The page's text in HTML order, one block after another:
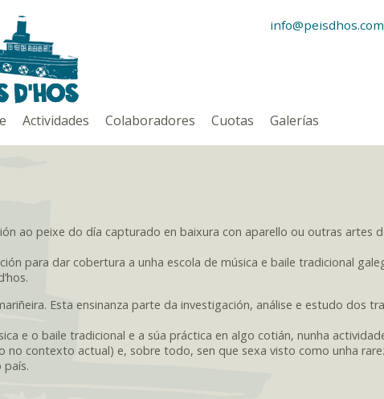
Actividades Colaboradores Cuotas Galerías
info@peisdhos.com
ao peixe do día capturado en baixura con aparello ou outras artes
para dar cobertura a unha escola de música e baile tradicional
Esta ensinanza parte da investigación, análise e estudo dos
e o baile tradicional e a súa práctica en algo cotián, nunha
contexto actual) e, sobre todo, sen que sexa visto como unha
país.